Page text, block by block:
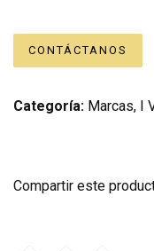
CONTÁCTANOS
Categoría: Marcas, I
Compartir este